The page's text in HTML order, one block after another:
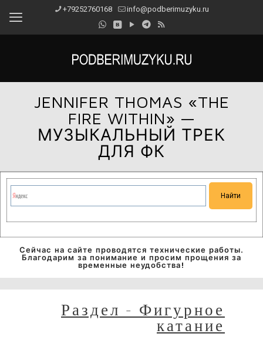
+79252760168 info@podberimuzyku.ru
JENNIFER THOMAS «THE
FIRE WITHIN» —
МУЗЫКАЛЬНЫЙ ТРЕК
ДЛЯ ФК
Сейчас на сайте проводятся технические работы.
Благодарим за понимание и просим прощения за
временные неудобства!
Раздел - Фигурное
катание